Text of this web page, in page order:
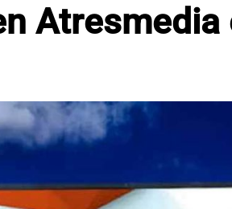
Atresmedia